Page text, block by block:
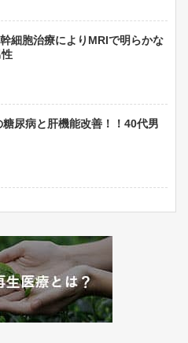
細胞治療によりMRIで明らかな
尿病と肝機能改善！！40代男